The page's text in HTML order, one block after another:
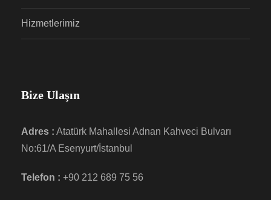
Hizmetlerimiz
Bize Ulaşın
Adres : Atatürk Mahallesi Adnan Kahveci Bulvarı
No:61/A Esenyurt/İstanbul
Telefon : +90 212 689 75 56